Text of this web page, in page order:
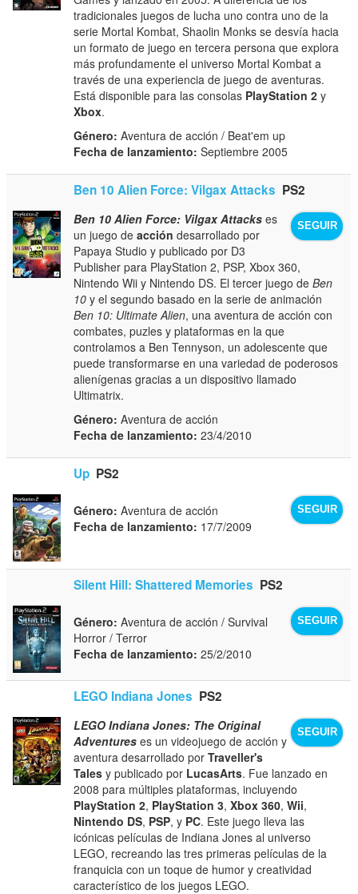
tradicionales juegos de lucha uno contra uno de la
serie Mortal Kombat, Shaolin Monks se desvía hacia
un formato de juego en tercera persona que explora
más profundamente el universo Mortal Kombat a
través de una experiencia de juego de aventuras.
Está disponible para las consolas PlayStation 2 y
Xbox.
Género: Aventura de acción / Beat'em up
Fecha de lanzamiento: Septiembre 2005
Ben 10 Alien Force: Vilgax Attacks PS2
SEGUIR
Ben 10 Alien Force: Vilgax Attacks es
un juego deacción desarrollado por
Papaya Studio y publicado por D3
Publisher para PlayStation 2, PSP, Xbox 360,
Nintendo Wii y Nintendo DS. El tercer juego deBen
10 y el segundo basado en la serie de animación
Ben 10: Ultimate Alien, una aventura de acción con
combates, puzles y plataformas en la que
controlamos a Ben Tennyson, un adolescente que
puede transformarse en una variedad de poderosos
alienígenas gracias a un dispositivo llamado
Ultimatrix.
Género: Aventura de acción
Fecha de lanzamiento: 23/4/2010
Up PS2
SEGUIR
Género: Aventura de acción
Fecha de lanzamiento: 17/7/2009
Silent Hill: Shattered Memories PS2
SEGUIR
Género: Aventura de acción / Survival
Horror / Terror
Fecha de lanzamiento: 25/2/2010
LEGO Indiana Jones PS2
SEGUIR
LEGO Indiana Jones: The Original
Adventures es un videojuego de acción y
aventura desarrollado porTraveller's
Tales y publicado por LucasArts. Fue lanzado en
2008 para múltiples plataformas, incluyendo
PlayStation 2, PlayStation 3,Xbox 360,Wii,
Nintendo DS, PSP, y PC. Este juego lleva las
icónicas películas de Indiana Jones al universo
LEGO, recreando las tres primeras películas de la
franquicia con un toque de humor y creatividad
característico de los juegos LEGO.